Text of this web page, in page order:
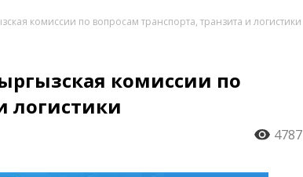
комиссии по вопросам транспорта, транзита и логистики
комиссии по
логистики
4787